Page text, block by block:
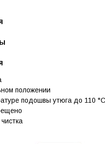
положении
подошвы утюга до 110 °C